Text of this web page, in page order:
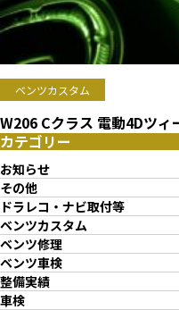
ベンツカスタム
W206 Cクラス 電動4Dツ
カテゴリー
お知らせ
その他
ドラレコ・ナビ取付等
ベンツカスタム
ベンツ修理
ベンツ車検
整備実績
車検